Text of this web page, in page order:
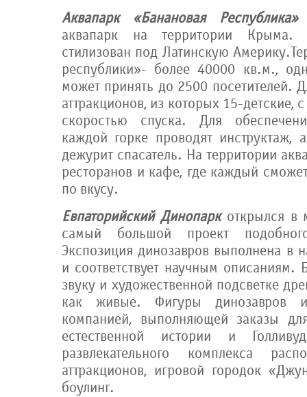
Аквапарк «Банановая Республика»
аквапарк на территории
стилизован под Латинскую
республики»- более 40000 кв.м.,
может принять до 2500 посетителей.
аттракционов, из которых 15-детские,
скоростью спуска. Для
каждой горке проводят инструктаж,
дежурит спасатель. На территории
ресторанов и кафе, где каждый
по вкусу.
Евпаторийский Динопаркоткрылся в
самый большой проект
Экспозиция динозавров выполнена в
и соответствует научным описаниям.
звуку и художественной подсветке
как живые. Фигуры динозавров
компанией, выполняющей заказы
естественной истории и
развлекательного комплекса
аттракционов, игровой городок
боулинг.